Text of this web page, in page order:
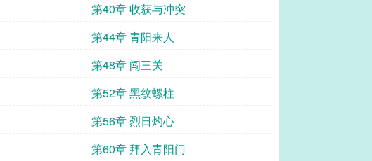
第40章 收获与冲突
第44章 青阳来人
第48章 闯三关
第52章 黑纹螺柱
第56章 烈日灼心
第60章 拜入青阳门